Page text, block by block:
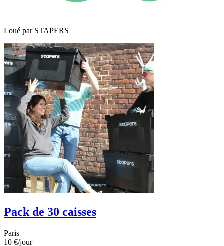
Loué par STAPERS
Pack de 30 caisses
Paris
10 €/jour